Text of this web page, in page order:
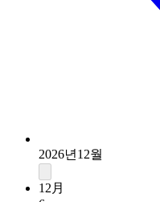
2026년12월
12月